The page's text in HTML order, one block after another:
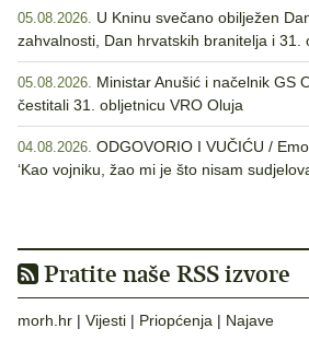
05.08.2026. U Kninu svečano obilježen
zahvalnosti, Dan hrvatskih branitelja i 31.
05.08.2026. Ministar Anušić i načelnik GS
čestitali 31. obljetnicu VRO Oluja
04.08.2026. ODGOVORIO I VUČIĆU /
‘Kao vojniku, žao mi je što nisam
Pratite naše RSS izvore
morh.hr | Vijesti | Priopćenja | Najave